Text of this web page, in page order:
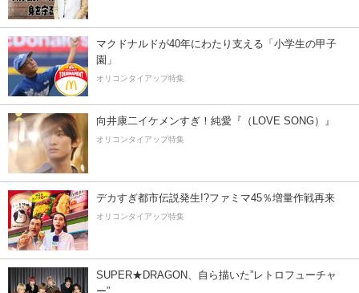
マクドナルドが40年にわたり支える「小学生の甲子
園」
オリコンタイアップ特集
向井康二イケメンすぎ！純愛『（LOVE SONG）』
オリコンタイアップ特集
デカすぎ都市伝説発生!?ファミマ45％増量作戦再来
オリコンタイアップ特集
SUPER★DRAGON、自ら描いた”レトロフューチャ